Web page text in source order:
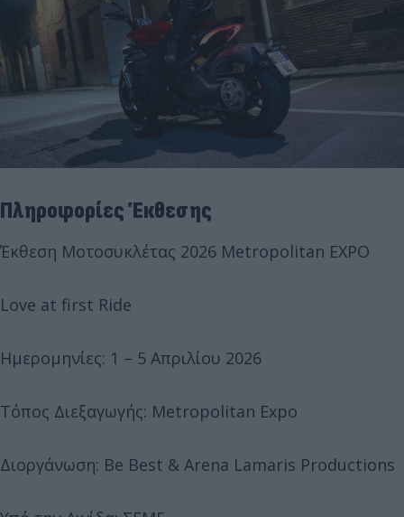
Πληροφορίες Έκθεσης
Έκθεση Μοτοσυκλέτας 2026 Metropolitan EXPO
Love at first Ride
Ημερομηνίες: 1 – 5 Απριλίου 2026
Τόπος Διεξαγωγής: Metropolitan Expo
Διοργάνωση: Be Best & Arena Lamaris Productions